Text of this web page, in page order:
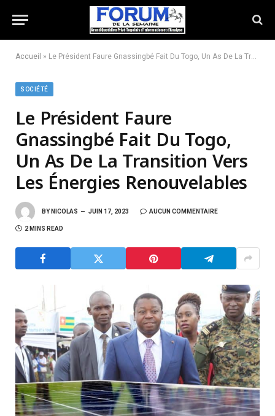
Accueil » Le Président Faure Gnassingbé Fait Du Togo, Un As De La Transition Vers Les Énergies Renouvelables
SOCIÉTÉ
Le Président Faure
Gnassingbé Fait Du Togo,
Un As De La Transition Vers
Les Énergies Renouvelables
BY NICOLAS JUIN 17, 2023 AUCUN COMMENTAIRE
2 MINS READ